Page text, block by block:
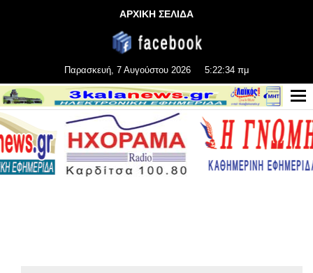
ΑΡΧΙΚΗ ΣΕΛΙΔΑ
Παρασκευή, 7 Αυγούστου 2026 5:22:34 πμ